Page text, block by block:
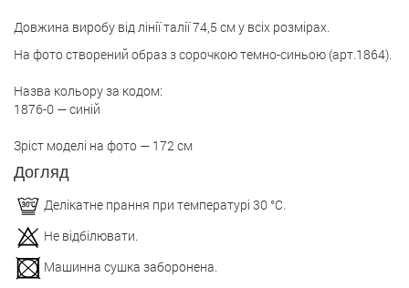
Довжина виробу від лінії талії 74,5 см у всіх розмірах.
На фото створений образ з сорочкою темно-синьою (арт.1864).
Назва кольору за кодом:
1876-0 — синій
Зріст моделі на фото — 172 см
Догляд
Делікатне прання при температурі 30 °С.
Не відбілювати.
Машинна сушка заборонена.